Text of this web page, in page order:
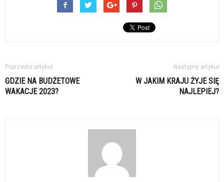
Poprzedni artykuł
GDZIE NA BUDŻETOWE
WAKACJE 2023?
Następny artykuł
W JAKIM KRAJU ŻYJE SIĘ
NAJLEPIEJ?